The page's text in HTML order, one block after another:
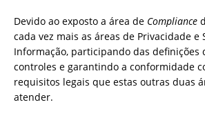
Devido ao exposto a área de Compliance
cada vez mais as áreas de Privacidade e
Informação, participando das definições
controles e garantindo a conformidade
requisitos legais que estas outras duas
atender.